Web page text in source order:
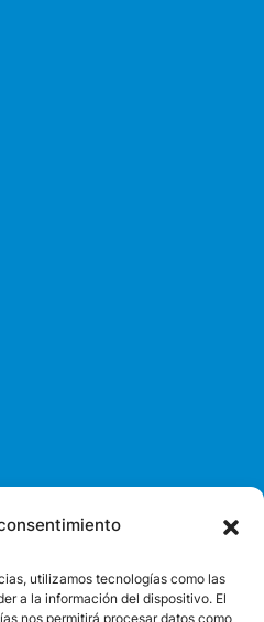
utilizamos tecnologías como las
a la información del dispositivo. El
nos permitirá procesar datos como